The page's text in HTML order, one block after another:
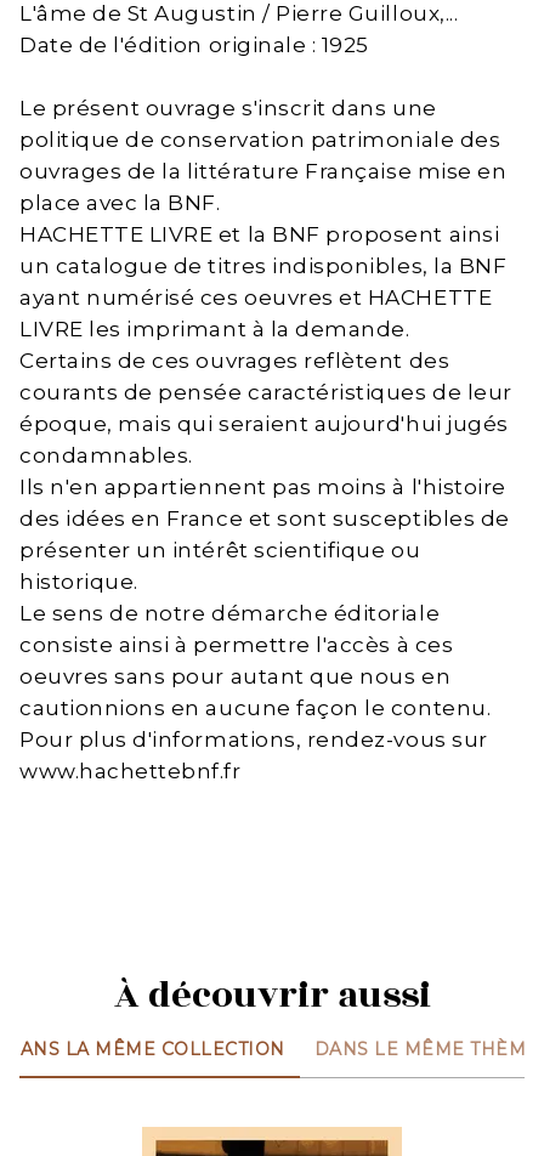
L'âme de St Augustin / Pierre Guilloux,...
Date de l'édition originale : 1925
Le présent ouvrage s'inscrit dans une
politique de conservation patrimoniale des
ouvrages de la littérature Française mise en
place avec la BNF.
HACHETTE LIVRE et la BNF proposent ainsi
un catalogue de titres indisponibles, la BNF
ayant numérisé ces oeuvres et HACHETTE
LIVRE les imprimant à la demande.
Certains de ces ouvrages reflètent des
courants de pensée caractéristiques de leur
époque, mais qui seraient aujourd'hui jugés
condamnables.
Ils n'en appartiennent pas moins à l'histoire
des idées en France et sont susceptibles de
présenter un intérêt scientifique ou
historique.
Le sens de notre démarche éditoriale
consiste ainsi à permettre l'accès à ces
oeuvres sans pour autant que nous en
cautionnions en aucune façon le contenu.
Pour plus d'informations, rendez-vous sur
www.hachettebnf.fr
À découvrir aussi
DANS LA MÊME COLLECTION DANS LE MÊME THÈME